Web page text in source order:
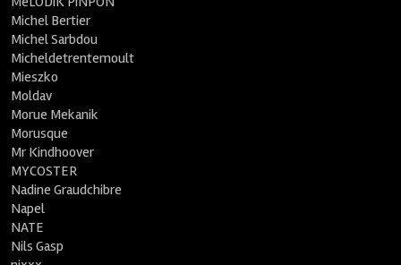
Michel Bertier
Michel Sarbdou
Micheldetrentemoult
Mieszko
Moldav
Morue Mekanik
Morusque
Mr Kindhoover
MYCOSTER
Nadine Graudchibre
Napel
NATE
Nils Gasp